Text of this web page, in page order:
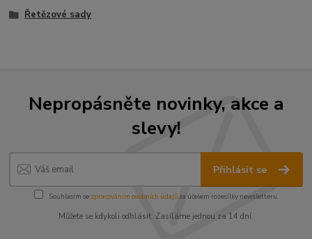
Řetězové sady
Nepropásněte novinky, akce a
slevy!
Přihlásit se
Souhlasím se zpracováním osobních údajůza účelem rozesílky newsletteru.
Můžete se kdykoli odhlásit. Zasíláme jednou za 14 dní.